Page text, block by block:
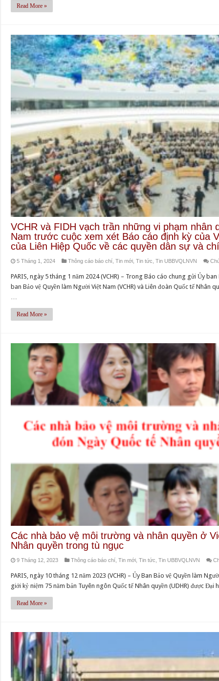
Read More »
VCHR và FIDH vạch trần những vi phạm nhân
Nam trước cuộc xem xét Báo cáo định kỳ của
của Liên Hiệp Quốc về các quyền dân sự và
5 Tháng 1, 2024 Thông cáo báo chí ,Tin mới ,Tin tức ,Tin UBBVQLNVN
PARIS, ngày 5 tháng 1 năm 2024 (VCHR) – Trong Báo cáo chung gửi Ủy
ban Bảo vệ Quyền làm Người Việt Nam (VCHR) và Liên đoàn Quốc tế Nhân
…
Read More »
Các nhà bảo vệ môi trường và nhân quyền ở
Nhân quyền trong tù ngục
9 Tháng 12, 2023 Thông cáo báo chí ,Tin mới ,Tin tức ,Tin UBBVQLNVN
PARIS, ngày 10 tháng 12 năm 2023 (VCHR) – Ủy Ban Bảo vệ Quyền làm
giới kỷ niệm 75 năm bản Tuyên ngôn Quốc tế Nhân quyền (UDHR) được
Read More »